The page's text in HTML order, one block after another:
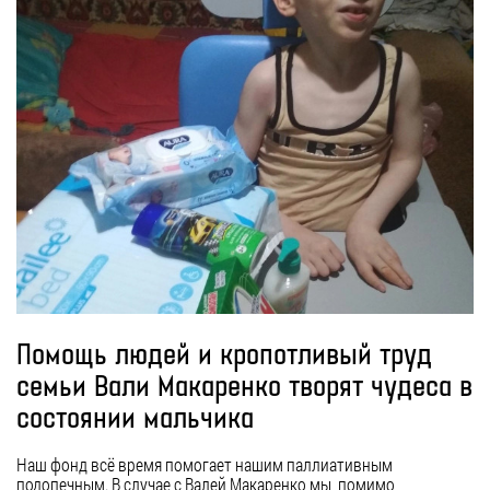
Помощь людей и кропотливый труд
семьи Вали Макаренко творят чудеса в
состоянии мальчика
Наш фонд всё время помогает нашим паллиативным
подопечным. В случае с Валей Макаренко мы, помимо